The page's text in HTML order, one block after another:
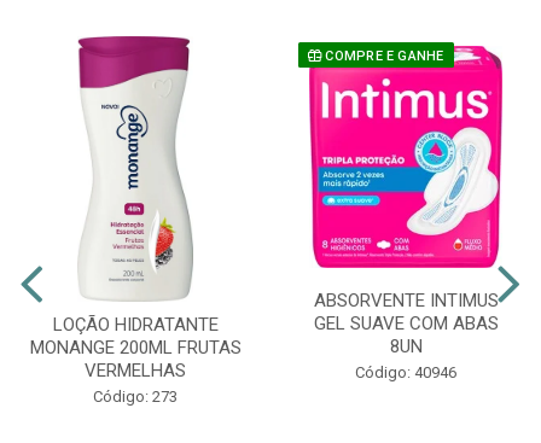
LOÇÃO HIDRATANTE
MONANGE 200ML FRUTAS
VERMELHAS
Código: 273
COMPRE E GANHE
ABSORVENTE INTIMUS
GEL SUAVE COM ABAS
8UN
Código: 40946